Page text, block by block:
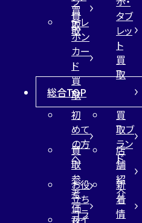
買
取
買
取
タブ
レッ
ト
買
取
テレ
ホン
カー
ド
買
取
総合TOP
初
めて
の方
へ
買
取ブ
ラン
ド
買
取
参
考
価
店
舗
紹
介
お役
立ち
コラ
新
着
情
サイ